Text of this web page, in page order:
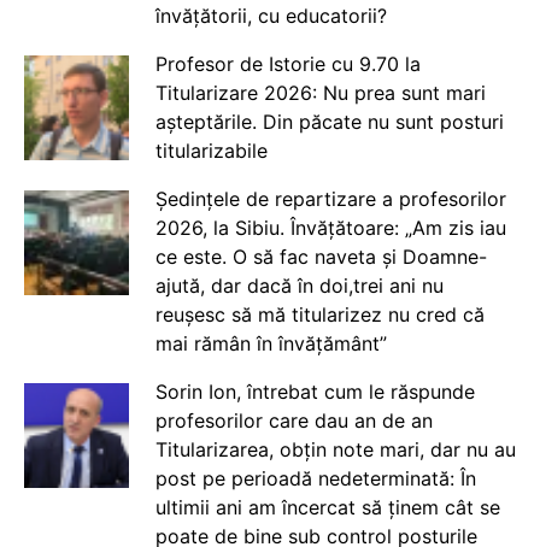
învățătorii, cu educatorii?
Profesor de Istorie cu 9.70 la
Titularizare 2026: Nu prea sunt mari
așteptările. Din păcate nu sunt posturi
titularizabile
Ședințele de repartizare a profesorilor
2026, la Sibiu. Învățătoare: „Am zis iau
ce este. O să fac naveta și Doamne-
ajută, dar dacă în doi,trei ani nu
reușesc să mă titularizez nu cred că
mai rămân în învățământ”
Sorin Ion, întrebat cum le răspunde
profesorilor care dau an de an
Titularizarea, obțin note mari, dar nu au
post pe perioadă nedeterminată: În
ultimii ani am încercat să ținem cât se
poate de bine sub control posturile